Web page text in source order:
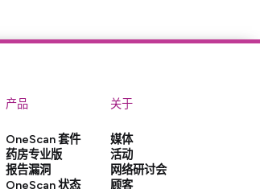
产品
OneScan 套件
药房专业版
报告漏洞
OneScan 状态
关于
媒体
活动
网络研讨会
顾客